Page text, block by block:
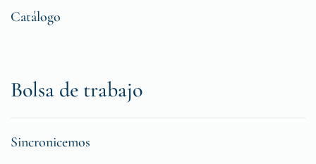
Catálogo
Bolsa de trabajo
Sincronicemos